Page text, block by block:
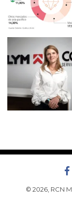
© 2026, RCN